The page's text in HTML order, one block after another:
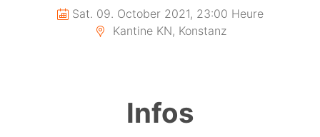
Sat. 09. October 2021, 23:00 Heure
Kantine KN, Konstanz
Infos